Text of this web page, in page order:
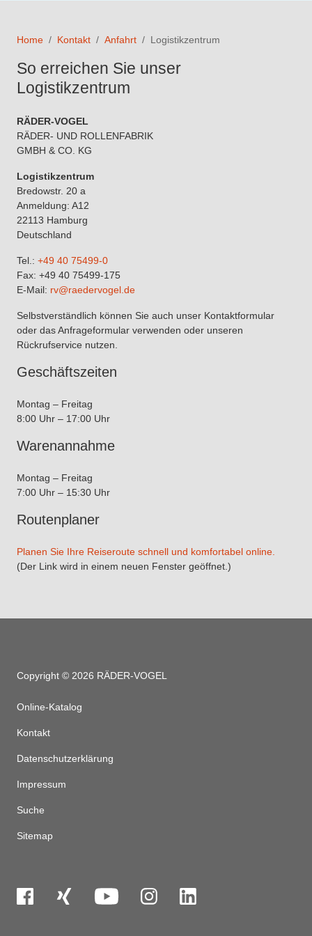
Home Kontakt Anfahrt Logistikzentrum
So erreichen Sie unser
Logistikzentrum
RÄDER-VOGEL
RÄDER- UND ROLLENFABRIK
GMBH & CO. KG
Logistikzentrum
Bredowstr. 20 a
Anmeldung: A12
22113 Hamburg
Deutschland
Tel.: +49 40 75499-0
Fax: +49 40 75499-175
E-Mail: rv@raedervogel.de
Selbstverständlich können Sie auch unser Kontaktformular
oder das Anfrageformular verwenden oder unseren
Rückrufservice nutzen.
Geschäftszeiten
Montag – Freitag
8:00 Uhr – 17:00 Uhr
Warenannahme
Montag – Freitag
7:00 Uhr – 15:30 Uhr
Routenplaner
Planen Sie Ihre Reiseroute schnell und komfortabel online.
(Der Link wird in einem neuen Fenster geöffnet.)
Copyright © 2026 RÄDER-VOGEL
Online-Katalog
Kontakt
Datenschutzerklärung
Impressum
Suche
Sitemap